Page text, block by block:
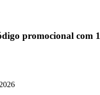
promocional com